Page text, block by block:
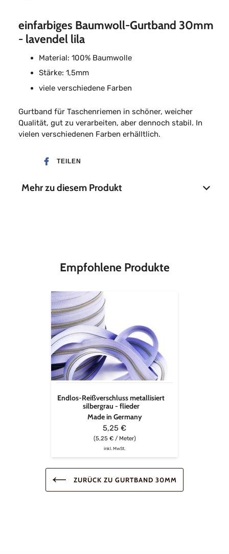
einfarbiges Baumwoll-Gurtband 30mm
- lavendel lila
Material: 100% Baumwolle
Stärke: 1,5mm
viele verschiedene Farben
Gurtband für Taschenriemen in schöner, weicher
Qualität, gut zu verarbeiten, aber dennoch stabil. In
vielen verschiedenen Farben erhälltlich.
TEILEN
Mehr zu diesem Produkt
Empfohlene Produkte
Endlos-
Reißverschluss
metallisiert
silbergrau
-
flieder
Endlos-Reißverschluss metallisiert
silbergrau - flieder
Made in Germany
5,25 €
(5,25 € / Meter)
inkl. MwSt.
ZURÜCK ZU GURTBAND 30MM